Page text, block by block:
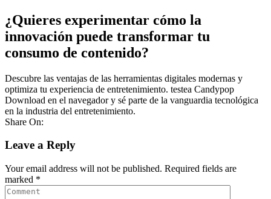
¿Quieres experimentar cómo la
innovación puede transformar tu
consumo de contenido?
Descubre las ventajas de las herramientas digitales modernas y
optimiza tu experiencia de entretenimiento. testea Candypop
Download en el navegador y sé parte de la vanguardia tecnológica
en la industria del entretenimiento.
Share On:
Leave a Reply
Your email address will not be published. Required fields are
marked *